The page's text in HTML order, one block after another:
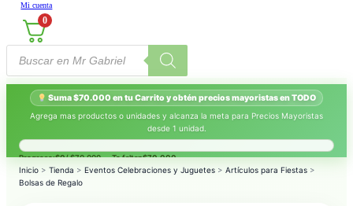
Mi cuenta
0
Búsqueda
productos
Suma $70.000 en tu Carrito y obtén precios mayoristas en TODO
Agrega mas productos o unidades y alcanza la meta para Precios Mayoristas
desde 1 unidad.
Progreso:$0/ $70.000 — Te faltan$70.000.
Inicio > Tienda > Eventos Celebraciones y Juguetes > Artículos para Fiestas >
Bolsas de Regalo